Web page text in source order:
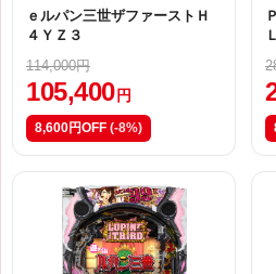
ｅルパン三世ザファーストＨ
４ＹＺ３
114,000円
105,400 円
8,600円OFF (-8%)